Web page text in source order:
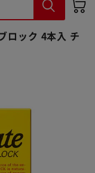
ロック 4本入 チ